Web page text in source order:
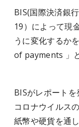
BIS(国際決済銀
19）によって現
うに変化するか
of payments 」
BISがレポート
コロナウイルス
紙幣や硬貨を通